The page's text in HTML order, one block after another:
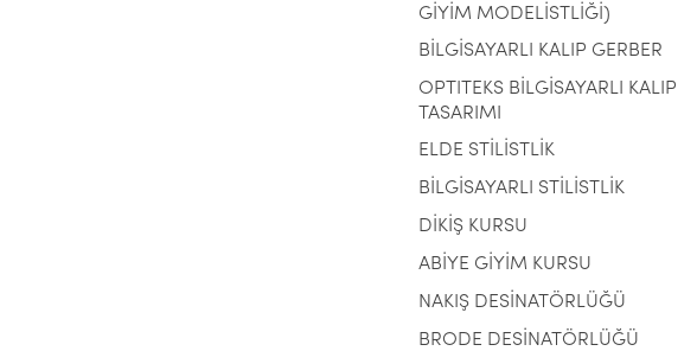
GİYİM MODELİSTLİĞİ)
BİLGİSAYARLI KALIP GERBER
OPTITEKS BİLGİSAYARLI KALIP
TASARIMI
ELDE STİLİSTLİK
BİLGİSAYARLI STİLİSTLİK
DİKİŞ KURSU
ABİYE GİYİM KURSU
NAKIŞ DESİNATÖRLÜĞÜ
BRODE DESİNATÖRLÜĞÜ